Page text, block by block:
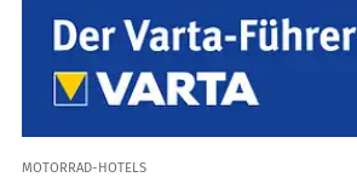
MOTORRAD-HOTELS